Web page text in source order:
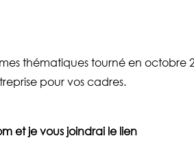
thématiques tourné en
pour vos cadres.
et je vous joindrai le lien